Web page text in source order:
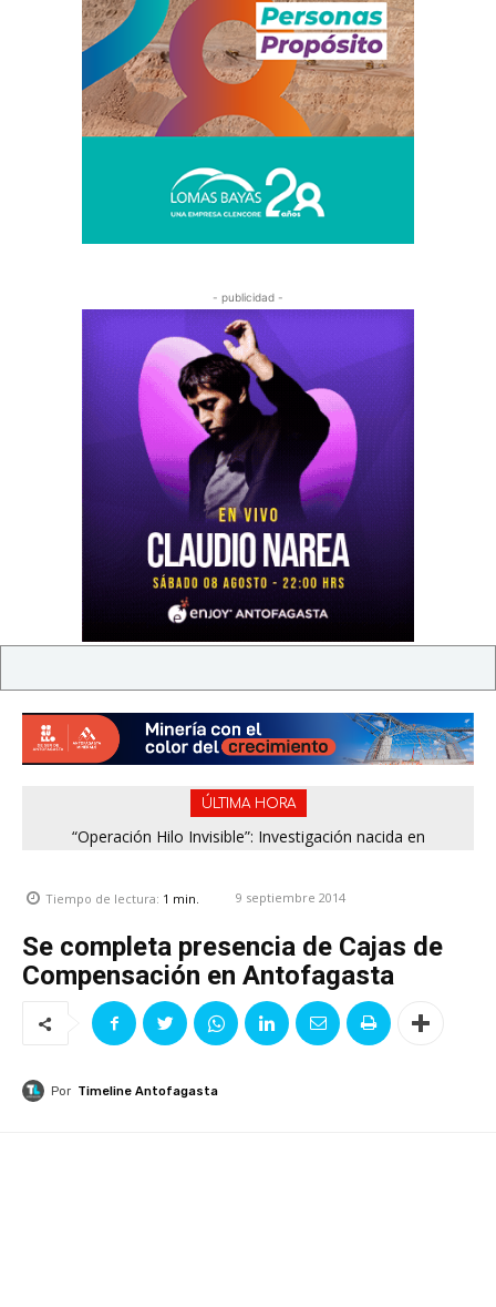
- publicidad -